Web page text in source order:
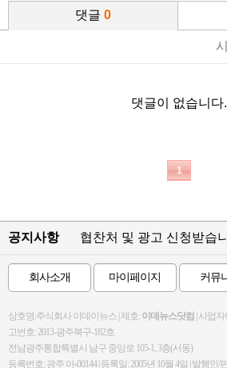
댓글 0
댓글이 없습니다.
1
공지사항 협찬처 및 광고 신청받습
회사소개 마이페이지 커뮤
상호명:주식회사 이데이뉴스 | 제호: 이데뉴스닷컴 | 사업
고번호: 2013-광주북구-182호
전남광주통합특별시 남구 중앙로 105-1, 3층(서동)
등록번호: 광주 아-00144 | 등록일: 2005년 10월 4일 | 발행인/